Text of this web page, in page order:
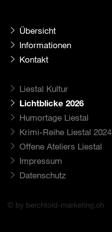
Übersicht
Informationen
Kontakt
Liestal Kultur
Lichtblicke 2026
Humortage Liestal
Krimi-Reihe Liestal 2024
Offene Ateliers Liestal
Impressum
Datenschutz
© by berchtold-marketing.ch